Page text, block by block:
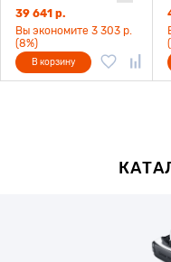
39 641 р.
Вы экономите 3 303 р.
(8%)
В корзину